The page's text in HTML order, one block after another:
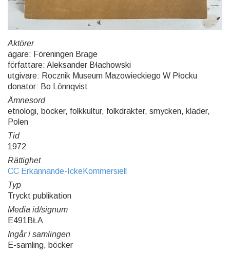
Aktörer
ägare: Föreningen Brage
författare: Aleksander Bɬachowski
utgivare: Rocznik Museum Mazowieckiego W Płocku
donator: Bo Lönnqvist
Ämnesord
etnologi, böcker, folkkultur, folkdräkter, smycken, kläder,
Polen
Tid
1972
Rättighet
CC Erkännande-IckeKommersiell
Typ
Tryckt publikation
Media id/signum
E491BŁA
Ingår i samlingen
E-samling, böcker